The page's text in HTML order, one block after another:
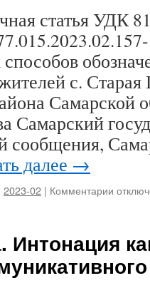
К.
Ф.
Жакова
статья УДК
с.
Самарской
Самарский
сообщения,
далее →
2023-02 | Комментарии к
как
Интонация